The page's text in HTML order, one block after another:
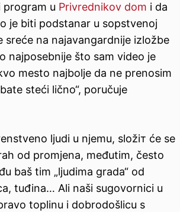
program u Privrednikov dom i da
je biti podstanar u sopstvenoj
sreće na najavangardnije izložbe
najposebnije što sam video je
mesto najbolje da ne prenosim
steći lično“, poručuje
ljudi u njemu, složiт će se
od promjena, međutim, često
baš tim „ljudima grada“ od
tuđina… Ali naši sugovornici u
toplinu i dobrodošlicu s